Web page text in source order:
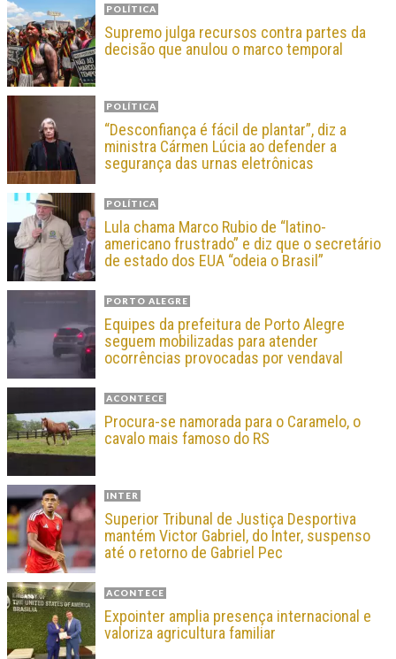
POLÍTICA
Supremo julga recursos contra partes da
decisão que anulou o marco temporal
POLÍTICA
“Desconfiança é fácil de plantar”, diz a
ministra Cármen Lúcia ao defender a
segurança das urnas eletrônicas
POLÍTICA
Lula chama Marco Rubio de “latino-
americano frustrado” e diz que o secretário
de estado dos EUA “odeia o Brasil”
PORTO ALEGRE
Equipes da prefeitura de Porto Alegre
seguem mobilizadas para atender
ocorrências provocadas por vendaval
ACONTECE
Procura-se namorada para o Caramelo, o
cavalo mais famoso do RS
INTER
Superior Tribunal de Justiça Desportiva
mantém Victor Gabriel, do Inter, suspenso
até o retorno de Gabriel Pec
ACONTECE
Expointer amplia presença internacional e
valoriza agricultura familiar